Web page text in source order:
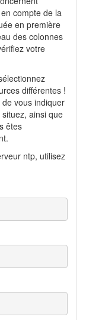
compte de la
en première
des colonnes
votre
différentes !
vous indiquer
ainsi que
êtes
ntp, utilisez